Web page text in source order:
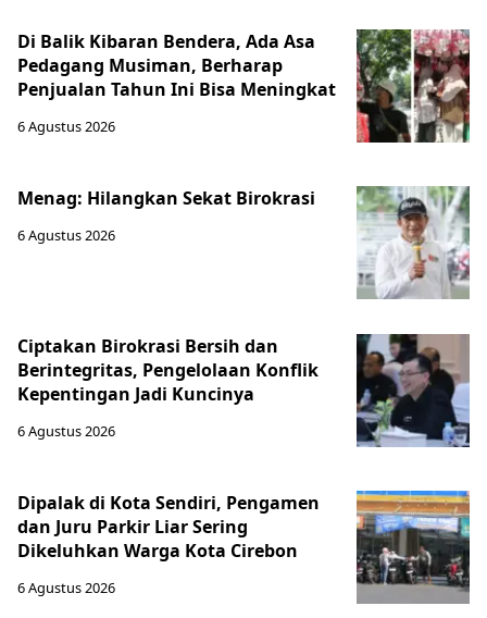
Di Balik Kibaran Bendera, Ada Asa
Pedagang Musiman, Berharap
Penjualan Tahun Ini Bisa Meningkat
6 Agustus 2026
Menag: Hilangkan Sekat Birokrasi
6 Agustus 2026
Ciptakan Birokrasi Bersih dan
Berintegritas, Pengelolaan Konflik
Kepentingan Jadi Kuncinya
6 Agustus 2026
Dipalak di Kota Sendiri, Pengamen
dan Juru Parkir Liar Sering
Dikeluhkan Warga Kota Cirebon
6 Agustus 2026